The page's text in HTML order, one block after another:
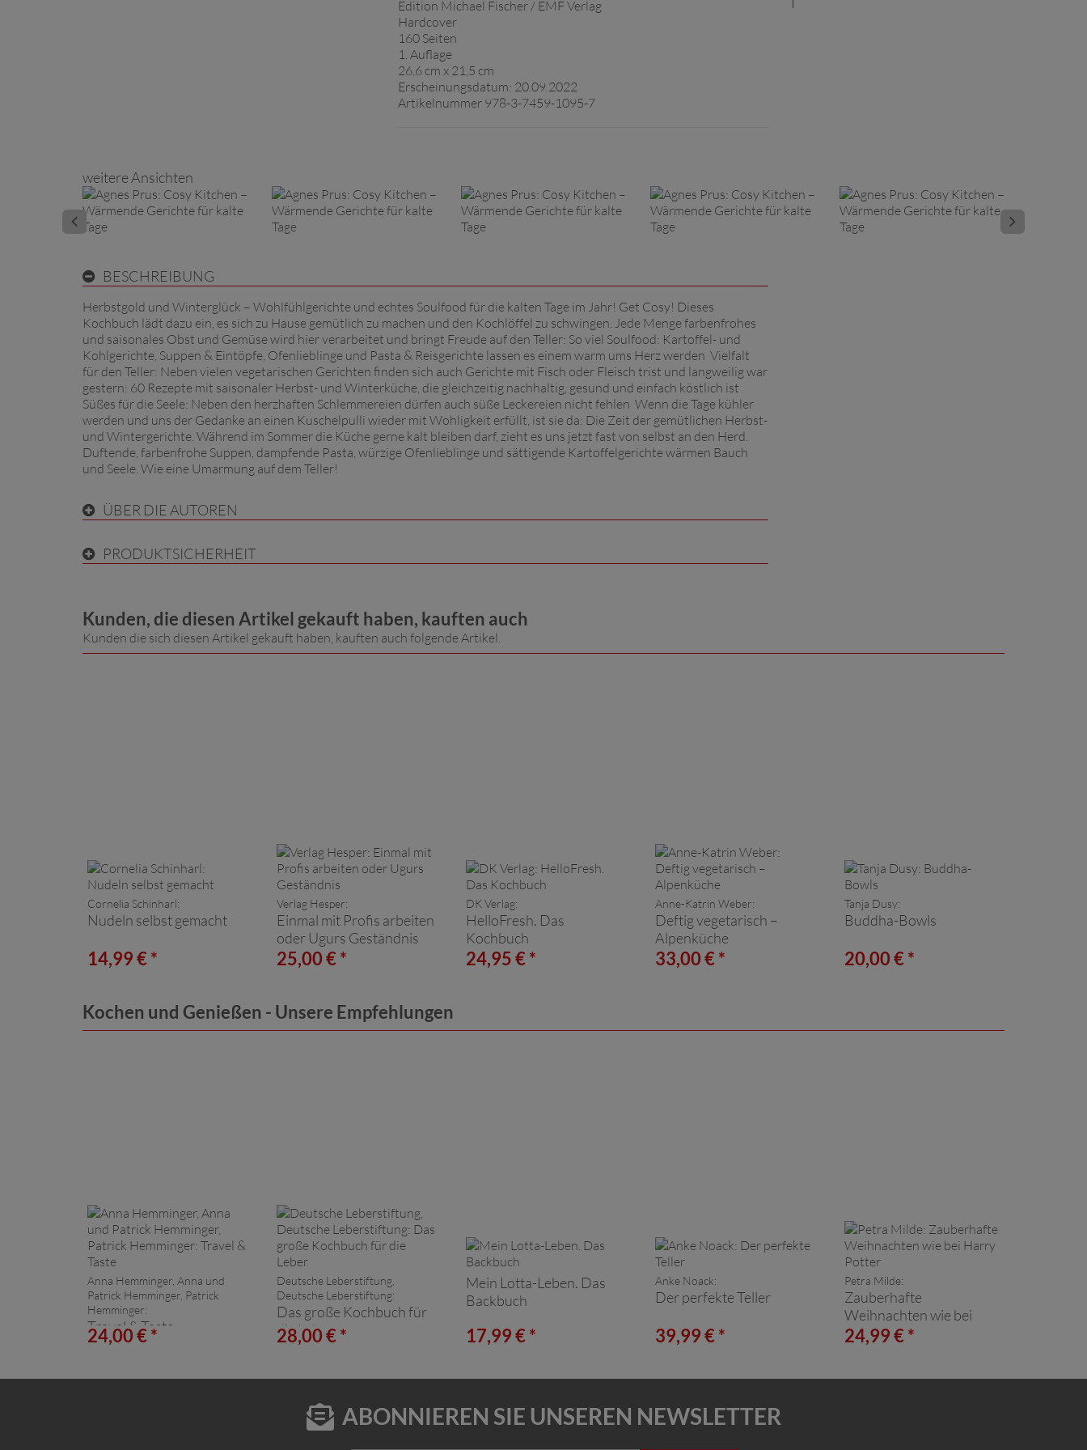
Edition Michael Fischer / EMF Verlag
Hardcover
160 Seiten
1. Auflage
26,6 cm x 21,5 cm
Erscheinungsdatum: 20.09.2022
Artikelnummer 978-3-7459-1095-7
weitere Ansichten
BESCHREIBUNG
Herbstgold und Winterglück – Wohlfühlgerichte und echtes Soulfood für die kalten Tage im Jahr! Get Cosy! Dieses
Kochbuch lädt dazu ein, es sich zu Hause gemütlich zu machen und den Kochlöffel zu schwingen. Jede Menge farbenfrohes
und saisonales Obst und Gemüse wird hier verarbeitet und bringt Freude auf den Teller: So viel Soulfood: Kartoffel- und
Kohlgerichte, Suppen & Eintöpfe, Ofenlieblinge und Pasta & Reisgerichte lassen es einem warm ums Herz werden Vielfalt
für den Teller: Neben vielen vegetarischen Gerichten finden sich auch Gerichte mit Fisch oder Fleisch trist und langweilig war
gestern: 60 Rezepte mit saisonaler Herbst- und Winterküche, die gleichzeitig nachhaltig, gesund und einfach köstlich ist
Süßes für die Seele: Neben den herzhaften Schlemmereien dürfen auch süße Leckereien nicht fehlen Wenn die Tage kühler
werden und uns der Gedanke an einen Kuschelpulli wieder mit Wohligkeit erfüllt, ist sie da: Die Zeit der gemütlichen Herbst-
und Wintergerichte. Während im Sommer die Küche gerne kalt bleiben darf, zieht es uns jetzt fast von selbst an den Herd.
Duftende, farbenfrohe Suppen, dampfende Pasta, würzige Ofenlieblinge und sättigende Kartoffelgerichte wärmen Bauch
und Seele. Wie eine Umarmung auf dem Teller!
ÜBER DIE AUTOREN
PRODUKTSICHERHEIT
Kunden, die diesen Artikel gekauft haben, kauften auch
Kunden die sich diesen Artikel gekauft haben, kauften auch folgende Artikel.
Cornelia Schinharl:
Nudeln selbst gemacht
14,99 € *
Verlag Hesper:
Einmal mit Profis arbeiten
oder Ugurs Geständnis
25,00 € *
DK Verlag:
HelloFresh. Das
Kochbuch
24,95 € *
Anne-Katrin Weber:
Deftig vegetarisch –
Alpenküche
33,00 € *
Tanja Dusy:
Buddha-Bowls
20,00 € *
Kochen und Genießen - Unsere Empfehlungen
Anna Hemminger, Anna und
Patrick Hemminger, Patrick
Hemminger:
Travel & Taste
24,00 € *
Deutsche Leberstiftung,
Deutsche Leberstiftung:
Das große Kochbuch für
die Leber
28,00 € *
Mein Lotta-Leben. Das
Backbuch
17,99 € *
Anke Noack:
Der perfekte Teller
39,99 € *
Petra Milde:
Zauberhafte
Weihnachten wie bei
Harry Potter
24,99 € *
ABONNIEREN SIE UNSEREN NEWSLETTER